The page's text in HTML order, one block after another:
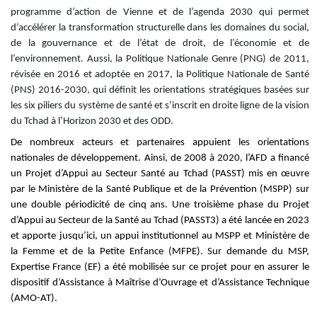
programme d’action de Vienne et de l’agenda 2030 qui permet
d’accélérer la transformation structurelle dans les domaines du social,
de la gouvernance et de l’état de droit, de l’économie et de
l’environnement. Aussi, la Politique Nationale Genre (PNG) de 2011,
révisée en 2016 et adoptée en 2017, la Politique Nationale de Santé
(PNS) 2016-2030, qui définit les orientations stratégiques basées sur
les six piliers du système de santé et s’inscrit en droite ligne de la vision
du Tchad à l’Horizon 2030 et des ODD.
De nombreux acteurs et partenaires appuient les orientations
nationales de développement. Ainsi, de 2008 à 2020, l’AFD a financé
un Projet d’Appui au Secteur Santé au Tchad (PASST) mis en œuvre
par le Ministère de la Santé Publique et de la Prévention (MSPP) sur
une double périodicité de cinq ans. Une troisième phase du Projet
d’Appui au Secteur de la Santé au Tchad (PASST3) a été lancée en 2023
et apporte jusqu’ici, un appui institutionnel au MSPP et Ministère de
la Femme et de la Petite Enfance (MFPE). Sur demande du MSP,
Expertise France (EF) a été mobilisée sur ce projet pour en assurer le
dispositif d’Assistance à Maîtrise d’Ouvrage et d’Assistance Technique
(AMO-AT).